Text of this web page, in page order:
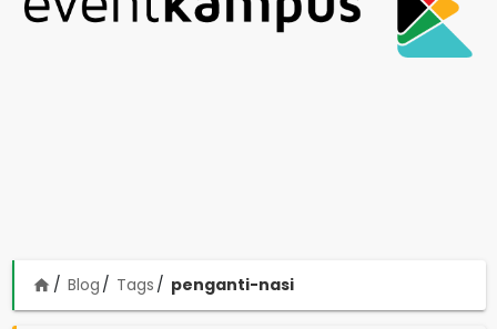
home Blog Tags penganti-nasi